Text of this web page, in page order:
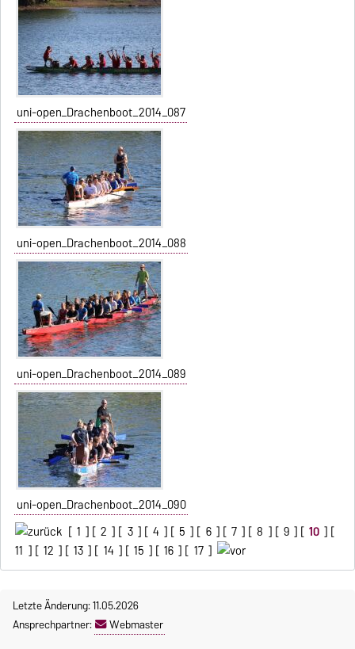
uni-open_Drachenboot_2014_087
uni-open_Drachenboot_2014_088
uni-open_Drachenboot_2014_089
uni-open_Drachenboot_2014_090
[ 1 ] [ 2 ] [ 3 ] [ 4 ] [ 5 ] [ 6 ] [ 7 ] [ 8 ] [ 9 ] [ 10 ] [
11 ] [ 12 ] [ 13 ] [ 14 ] [ 15 ] [ 16 ] [ 17 ]
Letzte Änderung: 11.05.2026
Ansprechpartner:
Webmaster